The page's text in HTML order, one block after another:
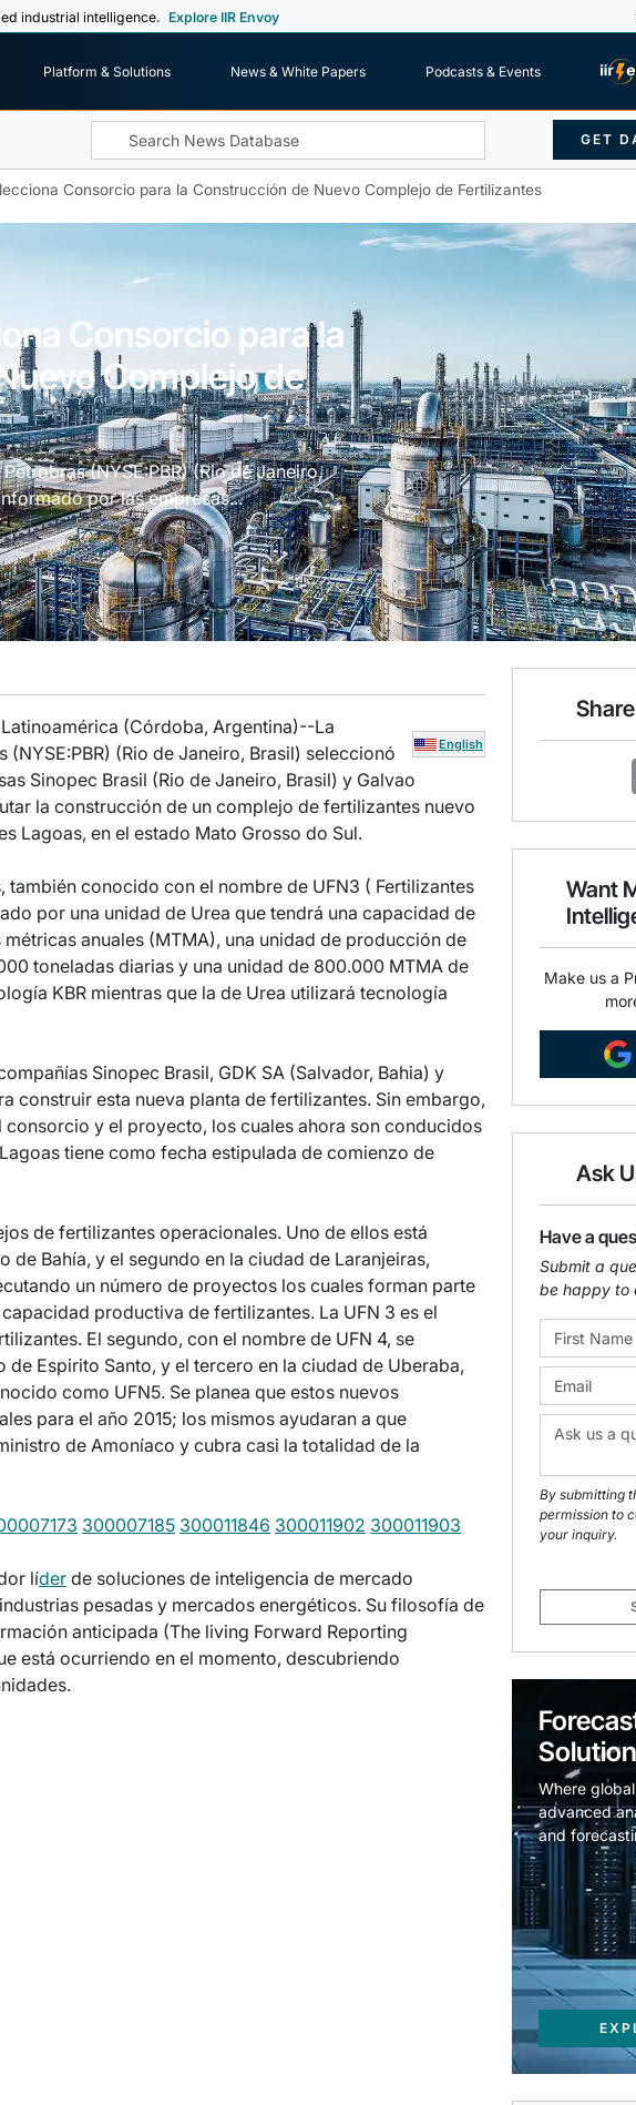
industrial intelligence. Explore IIR Envoy
Platform & Solutions News & White Papers
Podcasts & Events
GET
Consorcio para la Construcción de Nuevo Complejo de Fertilizantes
Consorcio para la
Complejo de
(NYSE:PBR) (Rio de Janeiro,
por las empresas...
English
(Córdoba, Argentina)--La
(Rio de Janeiro, Brasil) seleccionó
Sinopec Brasil (Rio de Janeiro, Brasil) y Galvao
la construcción de un complejo de fertilizantes nuevo
Lagoas, en el estado Mato Grosso do Sul.
también conocido con el nombre de UFN3 ( Fertilizantes
por una unidad de Urea que tendrá una capacidad de
anuales (MTMA), una unidad de producción de
toneladas diarias y una unidad de 800.000 MTMA de
KBR mientras que la de Urea utilizará tecnología
Sinopec Brasil, GDK SA (Salvador, Bahia) y
construir esta nueva planta de fertilizantes. Sin embargo,
consorcio y el proyecto, los cuales ahora son conducidos
tiene como fecha estipulada de comienzo de
de fertilizantes operacionales. Uno de ellos está
Bahía, y el segundo en la ciudad de Laranjeiras,
un número de proyectos los cuales forman parte
productiva de fertilizantes. La UFN 3 es el
El segundo, con el nombre de UFN 4, se
Espirito Santo, y el tercero en la ciudad de Uberaba,
como UFN5. Se planea que estos nuevos
para el año 2015; los mismos ayudaran a que
de Amoníaco y cubra casi la totalidad de la
300007185 300011846 300011902 300011903
líder de soluciones de inteligencia de mercado
pesadas y mercados energéticos. Su filosofía de
anticipada (The living Forward Reporting
está ocurriendo en el momento, descubriendo
Want
Make us a
Ask
Have a
Submit a
be happy to
By submitting
permission to
your inquiry.
Where
advanced
and